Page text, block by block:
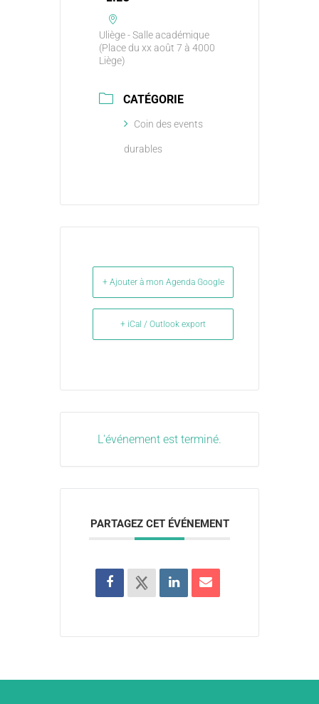
Uliège - Salle académique
(Place du xx août 7 à 4000
Liège)
CATÉGORIE
Coin des events
durables
+ Ajouter à mon Agenda Google
+ iCal / Outlook export
L'événement est terminé.
PARTAGEZ CET ÉVÉNEMENT